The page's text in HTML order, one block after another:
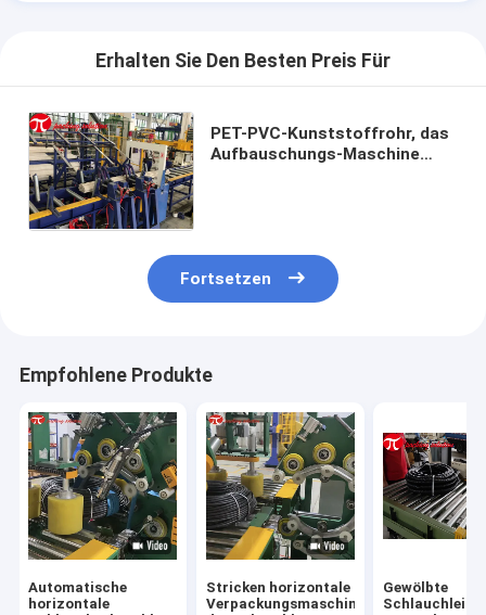
Erhalten Sie Den Besten Preis Für
PET-PVC-Kunststoffrohr, das
Aufbauschungs-Maschine
Fortsetzen
Empfohlene Produkte
Automatische
horizontale
Stricken horizontale
Verpackungsmaschine
Gewölbte